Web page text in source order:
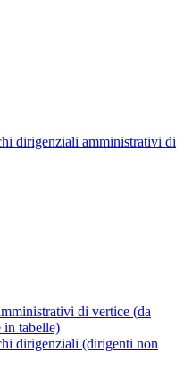
dirigenziali amministrativi di
di vertice (da
in tabelle)
dirigenziali (dirigenti non